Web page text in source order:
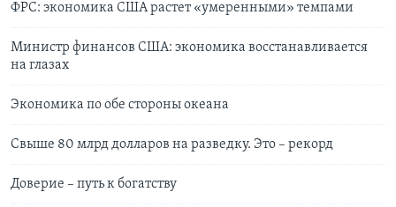
ФРС: экономика США растет «умеренными» темпами
Министр финансов США: экономика восстанавливается
на глазах
Экономика по обе стороны океана
Свыше 80 млрд долларов на разведку. Это – рекорд
Доверие – путь к богатству